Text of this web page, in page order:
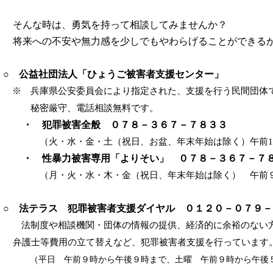
そんな時は、勇気を持って相談してみませんか？
将来への不安や無力感を少しでもやわらげることができる
○ 公益社団法人「ひょうご被害者支援センター」
※ 兵庫県公安委員会により指定された、支援を行う民間団体
秘密厳守、電話相談無料です。
・ 犯罪被害全般 ０７８－３６７－７８３３
（火・水・金・土（祝日、お盆、年末年始は除く）午前
・ 性暴力被害専用「よりそい」 ０７８－３６７－７
（月・火・水・木・金（祝日、年末年始は除く） 午前９
○ 法テラス 犯罪被害者支援ダイヤル ０１２０－０７９－
法制度や相談機関・団体の情報の提供、経済的に余裕のない
弁護士等費用の立て替えなど、犯罪被害者支援を行っています
（平日 午前９時から午後９時まで、土曜 午前９時から午後